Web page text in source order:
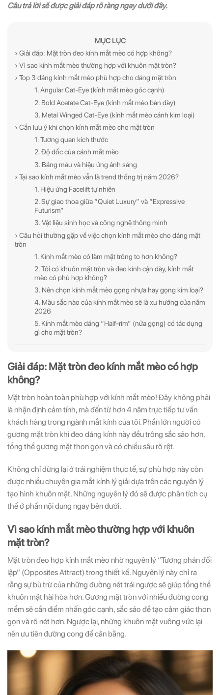
Câu trả lời sẽ được giải đáp rõ ràng ngay dưới đây.
MỤC LỤC
› Giải đáp: Mặt tròn đeo kính mắt mèo có hợp không?
› Vì sao kính mắt mèo thường hợp với khuôn mặt tròn?
› Top 3 dáng kính mắt mèo phù hợp cho dáng mặt tròn
1. Angular Cat-Eye (kính mắt mèo góc cạnh)
2. Bold Acetate Cat-Eye (kính mắt mèo bản dày)
3. Metal Winged Cat-Eye (kính mắt mèo cánh kim loại)
› Cần lưu ý khi chọn kính mắt mèo cho mặt tròn
1. Tương quan kích thước
2. Độ dốc của cánh mắt mèo
3. Bảng màu và hiệu ứng ánh sáng
› Tại sao kính mắt mèo vẫn là trend thống trị năm 2026?
1. Hiệu ứng Facelift tự nhiên
2. Sự giao thoa giữa “Quiet Luxury” và “Expressive
Futurism”
3. Vật liệu sinh học và công nghệ thông minh
› Câu hỏi thường gặp về việc chọn kính mắt mèo cho dáng mặt
tròn
1. Kính mắt mèo có làm mặt trông to hơn không?
2. Tôi có khuôn mặt tròn và đeo kính cận dày, kính mắt
mèo có phù hợp không?
3. Nên chọn kính mắt mèo gọng nhựa hay gọng kim loại?
4. Màu sắc nào của kính mắt mèo sẽ là xu hướng của năm
2026
5. Kính mắt mèo dáng “Half-rim” (nửa gọng) có tác dụng
gì cho mặt tròn?
Giải đáp: Mặt tròn đeo kính mắt mèo có hợp
không?
Mặt tròn hoàn toàn phù hợp với kính mắt mèo! Đây không phải
là nhận định cảm tính, mà đến từ hơn 4 năm trực tiếp tư vấn
khách hàng trong ngành mắt kính của tôi. Phần lớn người có
gương mặt tròn khi đeo dáng kính này đều trông sắc sảo hơn,
tổng thể gương mặt thon gọn và có chiều sâu rõ rệt.
Không chỉ dừng lại ở trải nghiệm thực tế, sự phù hợp này còn
được nhiều chuyên gia mắt kính lý giải dựa trên các nguyên lý
tạo hình khuôn mặt. Những nguyên lý đó sẽ được phân tích cụ
thể ở phần nội dung ngay bên dưới.
Vì sao kính mắt mèo thường hợp với khuôn
mặt tròn?
Mặt tròn đeo hợp kính mắt mèo nhờ nguyên lý “Tương phản đối
lập” (Opposites Attract) trong thiết kế. Nguyên lý này chỉ ra
rằng sự bù trừ của những đường nét trái ngược sẽ giúp tổng thể
khuôn mặt hài hòa hơn. Gương mặt tròn với nhiều đường cong
mềm sẽ cần điểm nhấn góc cạnh, sắc sảo để tạo cảm giác thon
gọn và rõ nét hơn. Ngược lại, những khuôn mặt vuông vức lại
nên ưu tiên đường cong để cân bằng.
ĐĂNG KÝ NGAY ĐỂ NHẬN
Những thông tin hữu ích & ưu đãi đặc biệt dành riêng
cho bạn!
(Vui lòng check thư mục Promotion hoặc Spam nếu bạn không thấy email từ Hải
ĐĂNG KÝ NGAY ĐỂ NHẬN
Những thông tin hữu ích và ưu đãi quà tặng dành riêng
cho bạn!
(Vui lòng check thư mục Promotion hoặc Spam nếu bạn không thấy email từ Hải